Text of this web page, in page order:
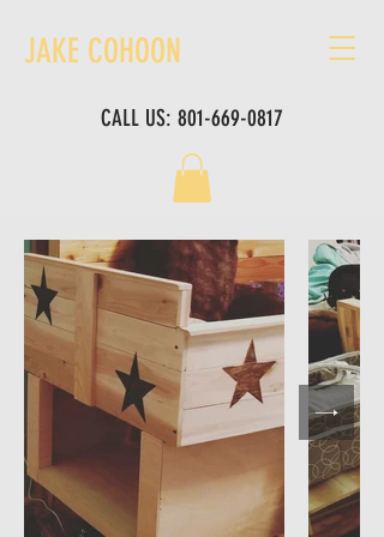
JAKE COHOON
CALL US: 801-669-0817